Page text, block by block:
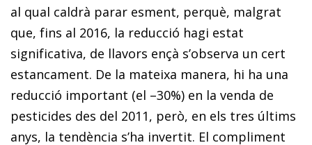
al qual caldrà parar esment, perquè, malgrat
que, fins al 2016, la reducció hagi estat
significativa, de llavors ençà s’observa un cert
estancament. De la mateixa manera, hi ha una
reducció important (el –30%) en la venda de
pesticides des del 2011, però, en els tres últims
anys, la tendència s’ha invertit. El compliment